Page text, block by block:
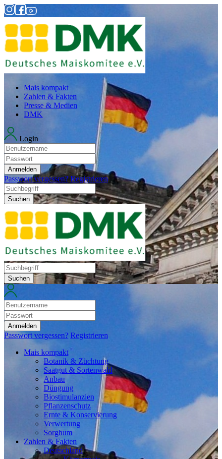
Mais kompakt
Zahlen & Fakten
Presse & Medien
DMK
Login
Anmelden
Passwort vergessen? Registrieren
Suchen
Suchen
Anmelden
Passwort vergessen? Registrieren
Mais kompakt
Botanik & Züchtung
Saatgut & Sortenwahl
Anbau
Düngung
Biostimulanzien
Pflanzenschutz
Ernte & Konservierung
Verwertung
Sorghum
Zahlen & Fakten
Deutschland